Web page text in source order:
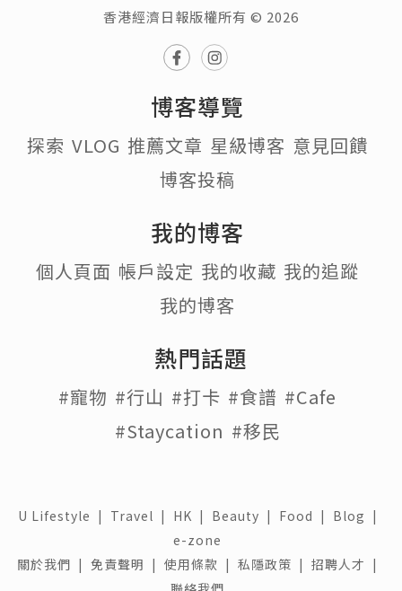
香港經濟日報版權所有 © 2026
博客導覽
探索 VLOG 推薦文章 星級博客 意見回饋
博客投稿
我的博客
個人頁面 帳戶設定 我的收藏 我的追蹤
我的博客
熱門話題
#寵物 #行山 #打卡 #食譜 #Cafe
#Staycation #移民
U Lifestyle | Travel | HK | Beauty | Food | Blog |
e-zone
關於我們 | 免責聲明 | 使用條款 | 私隱政策 | 招聘人才 |